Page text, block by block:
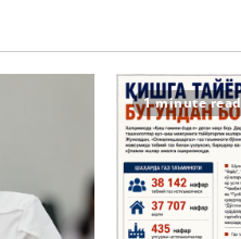
2
3
1 minute read